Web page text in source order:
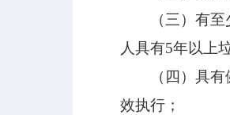
（三）有至少
人具有5年以上
（四）具有健
效执行；